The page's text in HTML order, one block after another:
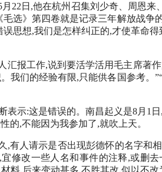
22日,他在杭州召集刘少奇、周恩来
选》第四卷就是记录三年解放战争
思想,我们是怎样纠正的,才使革命
报工作,说到要活学活用毛主席著
我们的经验有限,只能供各国参考。
示:这是错误的。南昌起义是8月1
的,不能因为我参加了,就吹上天。
有人请示是否出现彭德怀的名字和
修改一些人名和事件的注释,或删
料,后来变动甚多,不胜其改,似以不